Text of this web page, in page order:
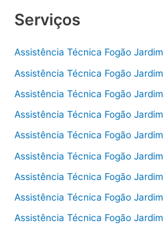
Serviços
Assistência Técnica Fogão
Assistência Técnica Fogão
Assistência Técnica Fogão
Assistência Técnica Fogão
Assistência Técnica Fogão
Assistência Técnica Fogão
Assistência Técnica Fogão
Assistência Técnica Fogão
Assistência Técnica Fogão